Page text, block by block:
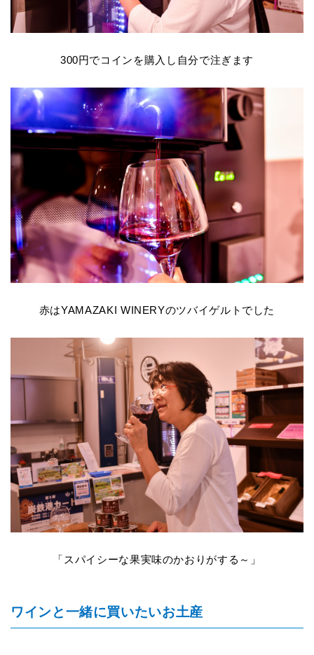
300円でコインを購入し自分で注ぎます
赤はYAMAZAKI WINERYのツバイゲルトでした
「スパイシーな果実味のかおりがする～」
ワインと一緒に買いたいお土産